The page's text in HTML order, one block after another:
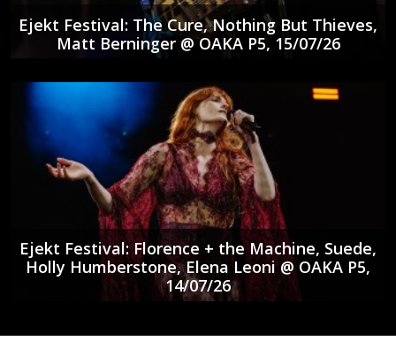
Ejekt Festival: The Cure, Nothing But Thieves,
Matt Berninger @ ΟΑΚΑ P5, 15/07/26
Ejekt Festival: Florence + the Machine, Suede,
Holly Humberstone, Elena Leoni @ ΟΑΚΑ P5,
14/07/26